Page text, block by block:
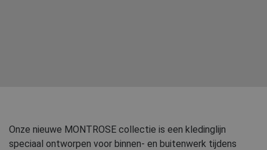
Onze nieuwe MONTROSE collectie is een kledinglijn
speciaal ontworpen voor binnen- en buitenwerk tijdens